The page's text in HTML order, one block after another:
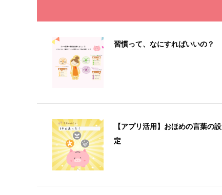
習慣って、なにすればいいの？
【アプリ活用】おほめの言葉の設
定